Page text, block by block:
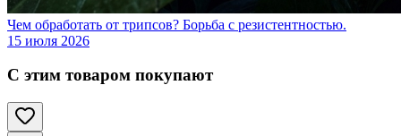
Чем обработать от трипсов? Борьба с резистентностью.
15 июля 2026
С этим товаром покупают